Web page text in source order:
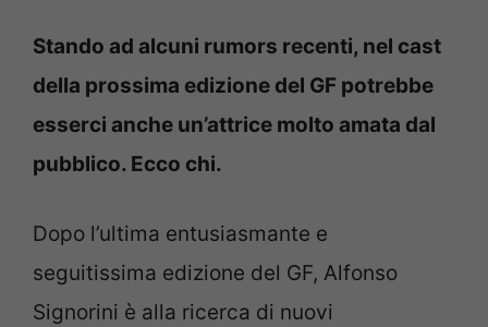
Stando ad alcuni rumors recenti, nel cast
della prossima edizione del GF potrebbe
esserci anche un’attrice molto amata dal
pubblico. Ecco chi.
Dopo l’ultima entusiasmante e
seguitissima edizione del GF, Alfonso
Signorini è alla ricerca di nuovi